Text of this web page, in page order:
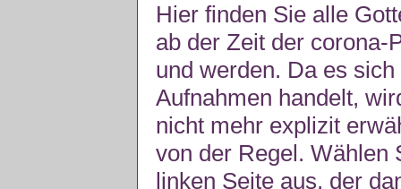
Hier finden Sie alle
ab der Zeit der corona-
und werden. Da es
Aufnahmen handelt,
nicht mehr explizit
von der Regel. Wählen
linken Seite aus, der